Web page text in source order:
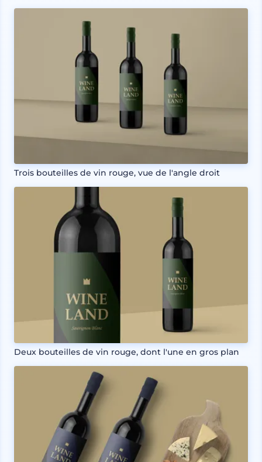
Trois bouteilles de vin rouge, vue de l'angle droit
Deux bouteilles de vin rouge, dont l'une en gros plan